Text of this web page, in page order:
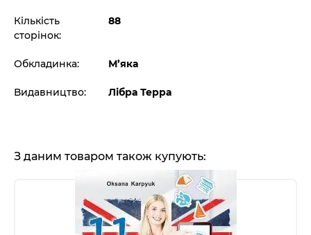
Кількість
сторінок:
88
Обкладинка: М’яка
Видавництво: Лібра Терра
З даним товаром також купують: